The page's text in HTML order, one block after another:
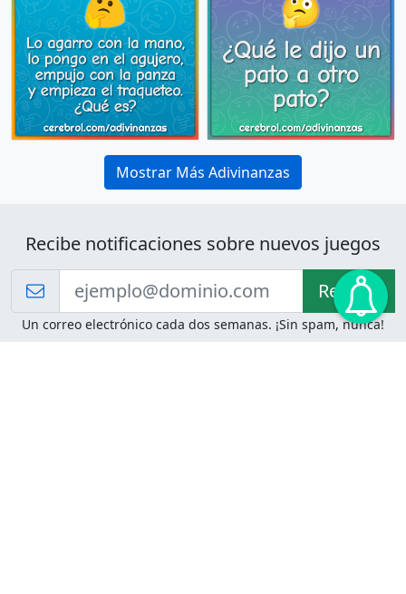
Mostrar Más Adivinanzas
Recibe notificaciones sobre nuevos juegos
Recibir!
Un correo electrónico cada dos semanas. ¡Sin spam, nunca!